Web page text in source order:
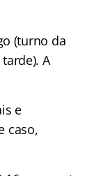
(turno da
A
e
caso,